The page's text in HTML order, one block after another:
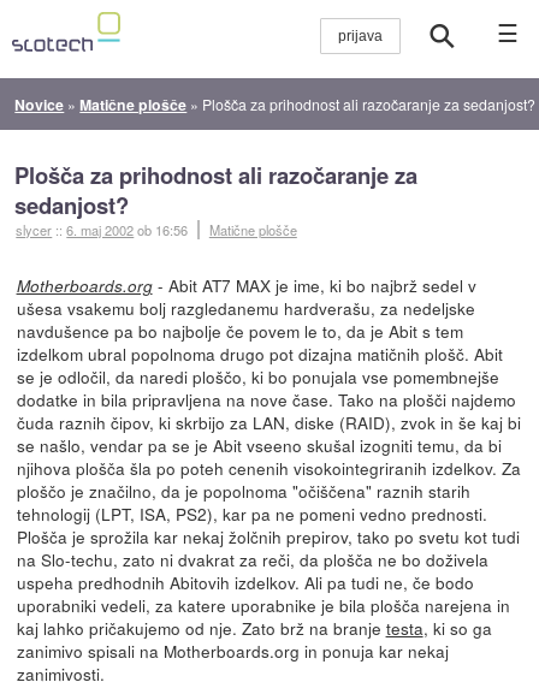
☰
Novice »Matične plošče » Plošča za prihodnost ali razočaranje za sedanjost?
Plošča za prihodnost ali razočaranje za
sedanjost?
slycer ::6. maj 2002ob 16:56 Matične plošče
Motherboards.org- Abit AT7 MAX je ime, ki bo najbrž sedel v
ušesa vsakemu bolj razgledanemu hardverašu, za nedeljske
navdušence pa bo najbolje če povem le to, da je Abit s tem
izdelkom ubral popolnoma drugo pot dizajna matičnih plošč. Abit
se je odločil, da naredi ploščo, ki bo ponujala vse pomembnejše
dodatke in bila pripravljena na nove čase. Tako na plošči najdemo
čuda raznih čipov, ki skrbijo za LAN, diske (RAID), zvok in še kaj bi
se našlo, vendar pa se je Abit vseeno skušal izogniti temu, da bi
njihova plošča šla po poteh cenenih visokointegriranih izdelkov. Za
ploščo je značilno, da je popolnoma "očiščena" raznih starih
tehnologij (LPT, ISA, PS2), kar pa ne pomeni vedno prednosti.
Plošča je sprožila kar nekaj žolčnih prepirov, tako po svetu kot tudi
na Slo-techu, zato ni dvakrat za reči, da plošča ne bo doživela
uspeha predhodnih Abitovih izdelkov. Ali pa tudi ne, če bodo
uporabniki vedeli, za katere uporabnike je bila plošča narejena in
kaj lahko pričakujemo od nje. Zato brž na branje testa, ki so ga
zanimivo spisali na Motherboards.org in ponuja kar nekaj
zanimivosti.